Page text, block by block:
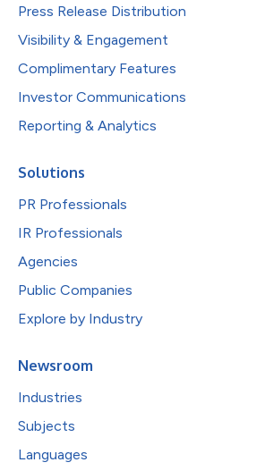
Press Release Distribution
Visibility & Engagement
Complimentary Features
Investor Communications
Reporting & Analytics
Solutions
PR Professionals
IR Professionals
Agencies
Public Companies
Explore by Industry
Newsroom
Industries
Subjects
Languages